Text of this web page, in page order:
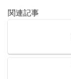
関連記事